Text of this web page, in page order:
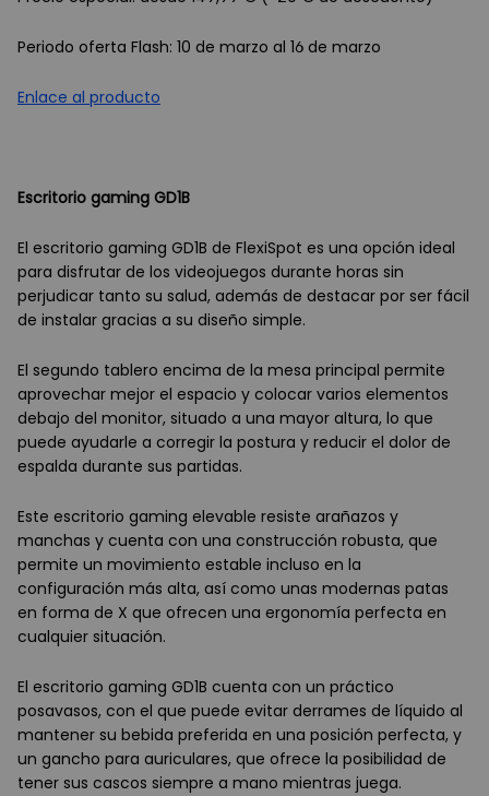
Periodo oferta Flash: 10 de marzo al 16 de marzo
Enlace al producto
Escritorio gaming GD1B
El escritorio gaming GD1B de FlexiSpot es una opción ideal
para disfrutar de los videojuegos durante horas sin
perjudicar tanto su salud, además de destacar por ser fácil
de instalar gracias a su diseño simple.
El segundo tablero encima de la mesa principal permite
aprovechar mejor el espacio y colocar varios elementos
debajo del monitor, situado a una mayor altura, lo que
puede ayudarle a corregir la postura y reducir el dolor de
espalda durante sus partidas.
Este escritorio gaming elevable resiste arañazos y
manchas y cuenta con una construcción robusta, que
permite un movimiento estable incluso en la
configuración más alta, así como unas modernas patas
en forma de X que ofrecen una ergonomía perfecta en
cualquier situación.
El escritorio gaming GD1B cuenta con un práctico
posavasos, con el que puede evitar derrames de líquido al
mantener su bebida preferida en una posición perfecta, y
un gancho para auriculares, que ofrece la posibilidad de
tener sus cascos siempre a mano mientras juega.